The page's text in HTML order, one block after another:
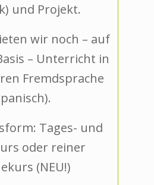
und Projekt.
wir noch – auf
– Unterricht in
Fremdsprache
Tages- und
oder reiner
(NEU!)